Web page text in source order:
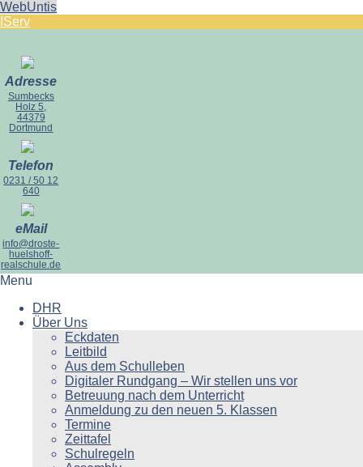
WebUntis
IServ
Adresse
Sumbecks
Holz 5,
44379
Dortmund
Telefon
0231 / 50 12
640
eMail
info@droste-
huelshoff-
realschule.de
Menu
DHR
Über Uns
Eckdaten
Leitbild
Aus dem Schulleben
Digitaler Rundgang – Wir stellen uns vor
Betreuung nach dem Unterricht
Anmeldung zu den neuen 5. Klassen
Termine
Zeittafel
Schulregeln